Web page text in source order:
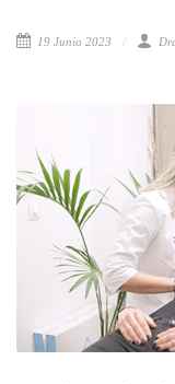
19 Junio 2023